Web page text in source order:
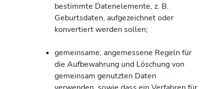
bestimmte Datenelemente, z. B.
Geburtsdaten, aufgezeichnet oder
konvertiert werden sollen;
gemeinsame, angemessene Regeln für
die Aufbewahrung und Löschung von
gemeinsam genutzten Daten